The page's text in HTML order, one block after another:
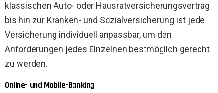
klassischen Auto- oder Hausratversicherungsvertrag
bis hin zur Kranken- und Sozialversicherung ist jede
Versicherung individuell anpassbar, um den
Anforderungen jedes Einzelnen bestmöglich gerecht
zu werden.
Online- und Mobile-Banking